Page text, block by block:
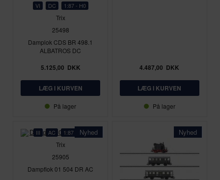
VI DC 1:87 - H0
Trix
25498
Damplok CDS BR 498.1
ALBATROS DC
5.125,00 DKK
På lager
4.487,00 DKK
På lager
Nyhed
III AC 1:87 - H0
Trix
25905
Dampflok 01 504 DR AC
Nyhed